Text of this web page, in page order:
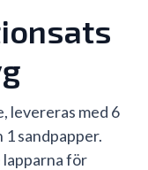
levereras med 6
1 sandpapper.
lapparna för